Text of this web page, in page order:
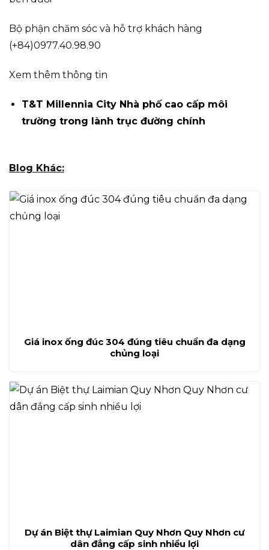
Bộ phận chăm sóc và hỗ trợ khách hàng
(+84)0977.40.98.90
Xem thêm thông tin
T&T Millennia City Nhà phố cao cấp môi
trường trong lành trục đường chính
Blog Khác:
Giá inox ống đúc 304 đúng tiêu chuẩn đa dạng
chủng loại
Dự án Biệt thự Laimian Quy Nhơn Quy Nhơn cư
dân đẳng cấp sinh nhiều lợi